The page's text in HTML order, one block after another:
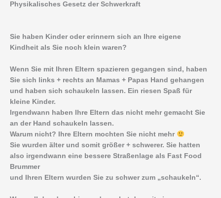
Physikalisches Gesetz der Schwerkraft
Sie haben Kinder oder erinnern sich an Ihre eigene
Kindheit als Sie noch klein waren?
Wenn Sie mit Ihren Eltern spazieren gegangen sind, haben
Sie sich links + rechts an Mamas + Papas Hand gehangen
und haben sich schaukeln lassen. Ein riesen Spaß für
kleine Kinder.
Irgendwann haben Ihre Eltern das nicht mehr gemacht Sie
an der Hand schaukeln lassen.
Warum nicht? Ihre Eltern mochten Sie nicht mehr
Sie wurden älter und somit größer + schwerer. Sie hatten
also irgendwann eine bessere Straßenlage als Fast Food
Brummer
und Ihren Eltern wurden Sie zu schwer zum „schaukeln“.